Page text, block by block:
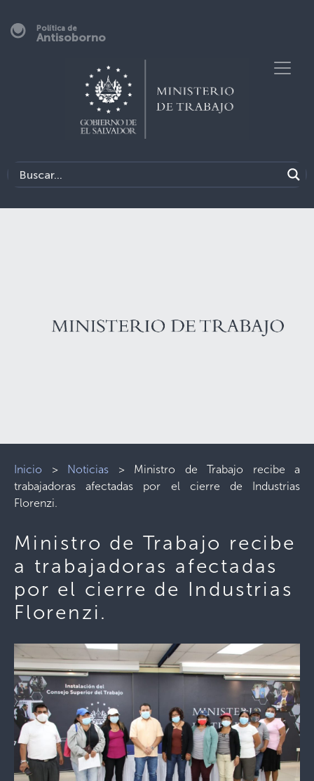
Política de
Antisoborno
Inicio > Noticias > Ministro de Trabajo recibe a
trabajadoras afectadas por el cierre de Industrias
Florenzi.
Ministro de Trabajo recibe
a trabajadoras afectadas
por el cierre de Industrias
Florenzi.